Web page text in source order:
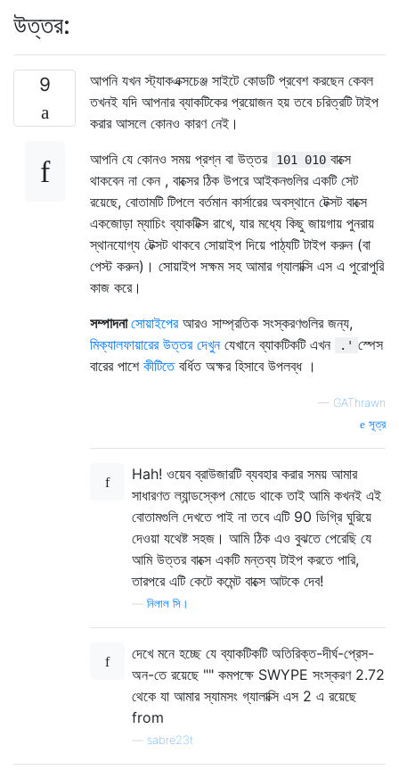
উত্তর:
9
আপনি যখন স্ট্যাকএক্সচেঞ্জ সাইটে কোডটি প্রবেশ করছেন কেবল
তখনই যদি আপনার ব্যাকটিকের প্রয়োজন হয় তবে চরিত্রটি টাইপ
করার আসলে কোনও কারণ নেই।
আপনি যে কোনও সময় প্রশ্ন বা উত্তর
101 010 বাক্সে
থাকবেন না কেন , বাক্সের ঠিক উপরে আইকনগুলির একটি সেট
রয়েছে, বোতামটি টিপলে বর্তমান কার্সারের অবস্থানে টেক্সট বাক্সে
একজোড়া ম্যাচিং ব্যাকটিক্স রাখে, যার মধ্যে কিছু জায়গায় পুনরায়
স্থানযোগ্য টেক্সট থাকবে সোয়াইপ দিয়ে পাঠ্যটি টাইপ করুন (বা
পেস্ট করুন)। সোয়াইপ সক্ষম সহ আমার গ্যালাক্সি এস এ পুরোপুরি
কাজ করে।
সম্পাদনাসোয়াইপেরআরও সাম্প্রতিক সংস্করণগুলির জন্য,
মিক্যালফায়ারের উত্তর দেখুনযেখানে ব্যাকটিকটি এখন .' স্পেস
বারের পাশে কীটিতেবর্ধিত অক্ষর হিসাবে উপলব্ধ ।
— GAThrawn
সূত্র
Hah! ওয়েব ব্রাউজারটি ব্যবহার করার সময় আমার
সাধারণত ল্যান্ডস্কেপ মোডে থাকে তাই আমি কখনই এই
বোতামগুলি দেখতে পাই না তবে এটি 90 ডিগ্রি ঘুরিয়ে
দেওয়া যথেষ্ট সহজ। আমি ঠিক এও বুঝতে পেরেছি যে
আমি উত্তর বাক্সে একটি মন্তব্য টাইপ করতে পারি,
তারপরে এটি কেটে কমেন্ট বাক্সে আটকে দেব!
নিলাল সি।
দেখে মনে হচ্ছে যে ব্যাকটিকটি অতিরিক্ত-দীর্ঘ-প্রেস-
অন-তে রয়েছে "" কমপক্ষে SWYPE সংস্করণ 2.72
থেকে যা আমার স্যামসং গ্যালাক্সি এস 2 এ রয়েছে
from
sabre23t